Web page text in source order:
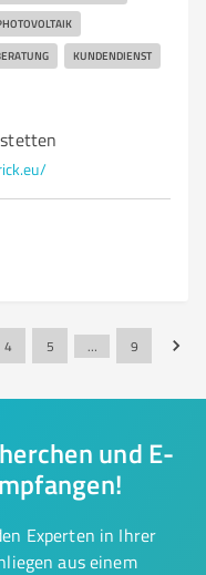
KUNDENDIENST
4 5 … 9
und E-
Experten in Ihrer
aus einem